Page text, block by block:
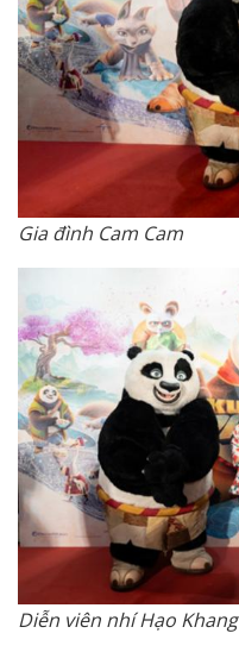
Gia đình Cam Cam
Diễn viên nhí Hạo Khang